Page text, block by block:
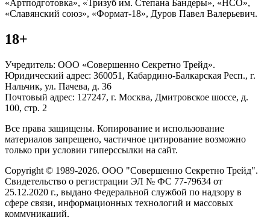
«Артподготовка», «Тризуб им. Степана Бандеры», «НСО»,
«Славянский союз», «Формат-18», Дуров Павел Валерьевич.
18+
Учредитель: ООО «Совершенно Секретно Трейд».
Юридический адрес: 360051, Кабардино-Балкарская Респ., г.
Нальчик, ул. Пачева, д. 36
Почтовый адрес: 127247, г. Москва, Дмитровское шоссе, д.
100, стр. 2
Все права защищены. Копирование и использование
материалов запрещено, частичное цитирование возможно
только при условии гиперссылки на сайт.
Copyright © 1989-2026. ООО "Совершенно Секретно Трейд".
Свидетельство о регистрации ЭЛ № ФС 77-79634 от
25.12.2020 г., выдано Федеральной службой по надзору в
сфере связи, информационных технологий и массовых
коммуникаций.